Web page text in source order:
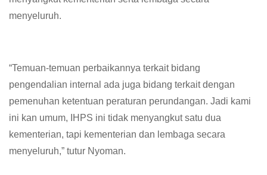
menyeluruh.
“Temuan-temuan perbaikannya terkait bidang
pengendalian internal ada juga bidang terkait dengan
pemenuhan ketentuan peraturan perundangan. Jadi kami
ini kan umum, IHPS ini tidak menyangkut satu dua
kementerian, tapi kementerian dan lembaga secara
menyeluruh,” tutur Nyoman.